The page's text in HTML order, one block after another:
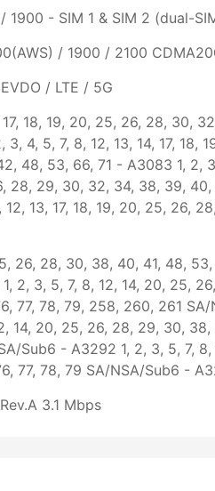
1900 - SIM 1 & SIM 2 (dual-
/ 1900 / 2100
/ LTE / 5G
17, 18, 19, 20, 25, 26, 28, 30,
4, 5, 7, 8, 12, 13, 14, 17, 18,
48, 53, 66, 71 - A3083 1, 2,
28, 29, 30, 32, 34, 38, 39,
12, 13, 17, 18, 19, 20, 25, 26,
26, 28, 30, 38, 40, 41, 48,
2, 3, 5, 7, 8, 12, 14, 20, 25,
77, 78, 79, 258, 260, 261
14, 20, 25, 26, 28, 29, 30,
Sub6 - A3292 1, 2, 3, 5, 7,
77, 78, 79 SA/NSA/Sub6 -
3.1 Mbps